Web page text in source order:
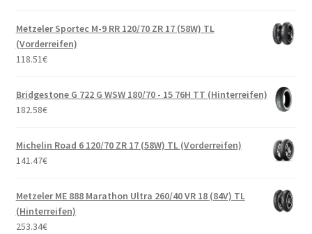
Metzeler Sportec M-9 RR 120/70 ZR 17 (58W) TL
(Vorderreifen)
118.51€
Bridgestone G 722 G WSW 180/70 - 15 76H TT (Hinterreifen)
182.58€
Michelin Road 6 120/70 ZR 17 (58W) TL (Vorderreifen)
141.47€
Metzeler ME 888 Marathon Ultra 260/40 VR 18 (84V) TL
(Hinterreifen)
253.34€